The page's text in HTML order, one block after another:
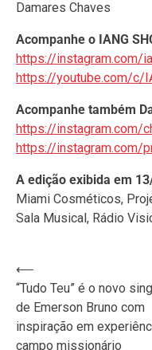
Damares Chaves
Acompanhe o IANG
https://instagram.com/
https://youtube.com/c/
Acompanhe também
https://instagram.com/
https://instagram.com/
A edição exibida em
Miami Cosméticos,
Sala Musical, Rádio
Navegação
de
Post
⟵
“Tudo Teu” é o novo
de Emerson Bruno com
inspiração em
campo missionário